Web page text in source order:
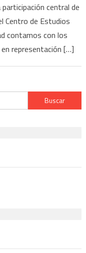
central de
Centro de Estudios
contamos con los
representación […]
Buscar: